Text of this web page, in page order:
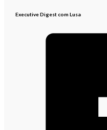
Executive Digest com Lusa